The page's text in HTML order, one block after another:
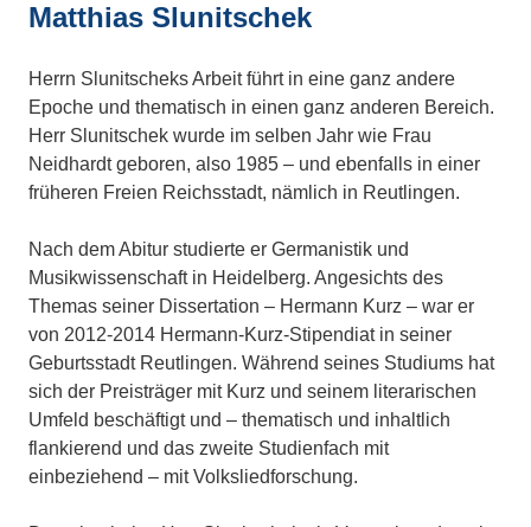
Matthias Slunitschek
Herrn Slunitscheks Arbeit führt in eine ganz andere
Epoche und thematisch in einen ganz anderen Bereich.
Herr Slunitschek wurde im selben Jahr wie Frau
Neidhardt geboren, also 1985 – und ebenfalls in einer
früheren Freien Reichsstadt, nämlich in Reutlingen.
Nach dem Abitur studierte er Germanistik und
Musikwissenschaft in Heidelberg. Angesichts des
Themas seiner Dissertation – Hermann Kurz – war er
von 2012-2014 Hermann-Kurz-Stipendiat in seiner
Geburtsstadt Reutlingen. Während seines Studiums hat
sich der Preisträger mit Kurz und seinem literarischen
Umfeld beschäftigt und – thematisch und inhaltlich
flankierend und das zweite Studienfach mit
einbeziehend – mit Volksliedforschung.